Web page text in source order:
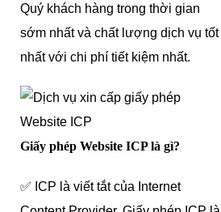
Quý khách hàng trong thời gian
sớm nhất và chất lượng dịch vụ tốt
nhất với chi phí tiết kiệm nhất.
Giấy phép Website ICP là gì?
✅ ICP là viết tắt của Internet